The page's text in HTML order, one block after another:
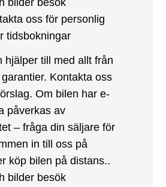
oss för personlig
tidsbokningar
hjälper till med allt från
Kontakta oss
Om bilen har e-
påverkas av
– fråga din säljare för
in till oss på
köp bilen på distans..
bilder besök